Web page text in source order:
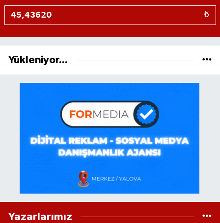
₺
Yükleniyor...
Yazarlarımız